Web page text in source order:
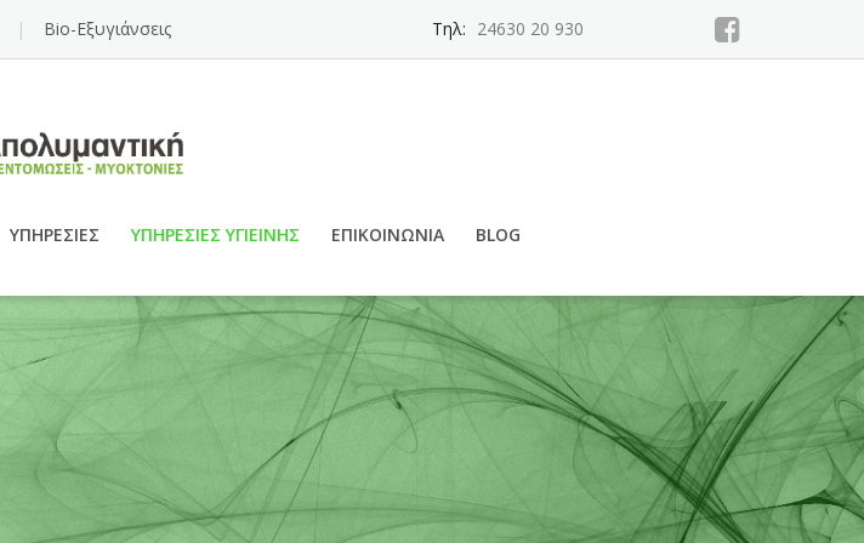
Bio-Εξυγιάνσεις Τηλ: 24630 20 930
ΥΠΗΡΕΣΊΕΣ ΥΠΗΡΕΣΊΕΣ ΥΓΙΕΙΝΉΣ ΕΠΙΚΟΙΝΩΝΊΑ BLOG